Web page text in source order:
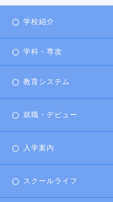
学校紹介
学科・専攻
教育システム
就職・デビュー
入学案内
スクールライフ